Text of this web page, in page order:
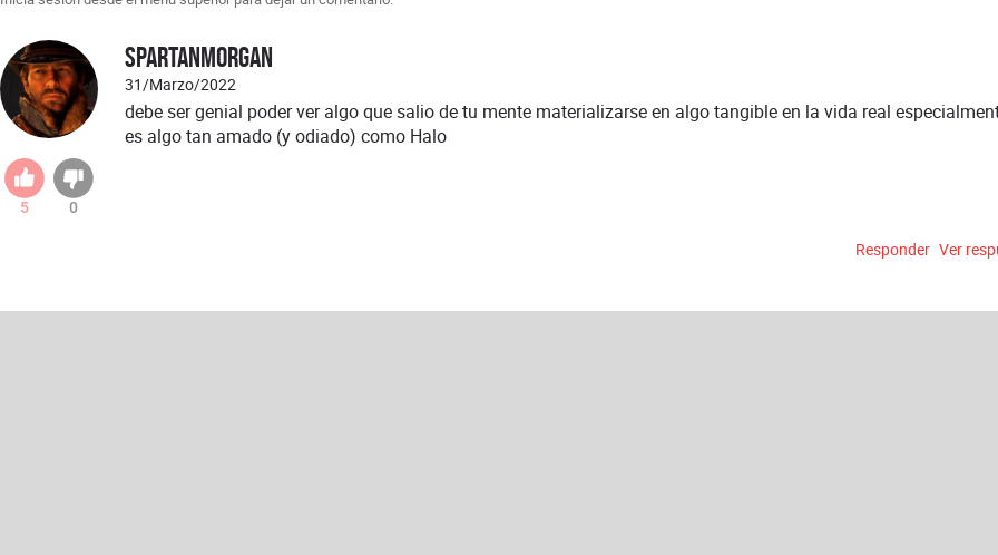
spartanmorgan
31/Marzo/2022
5 0
debe ser genial poder ver algo que salio de tu mente materializarse en algo tangible en la vida real
es algo tan amado (y odiado) como Halo
Responder Ver